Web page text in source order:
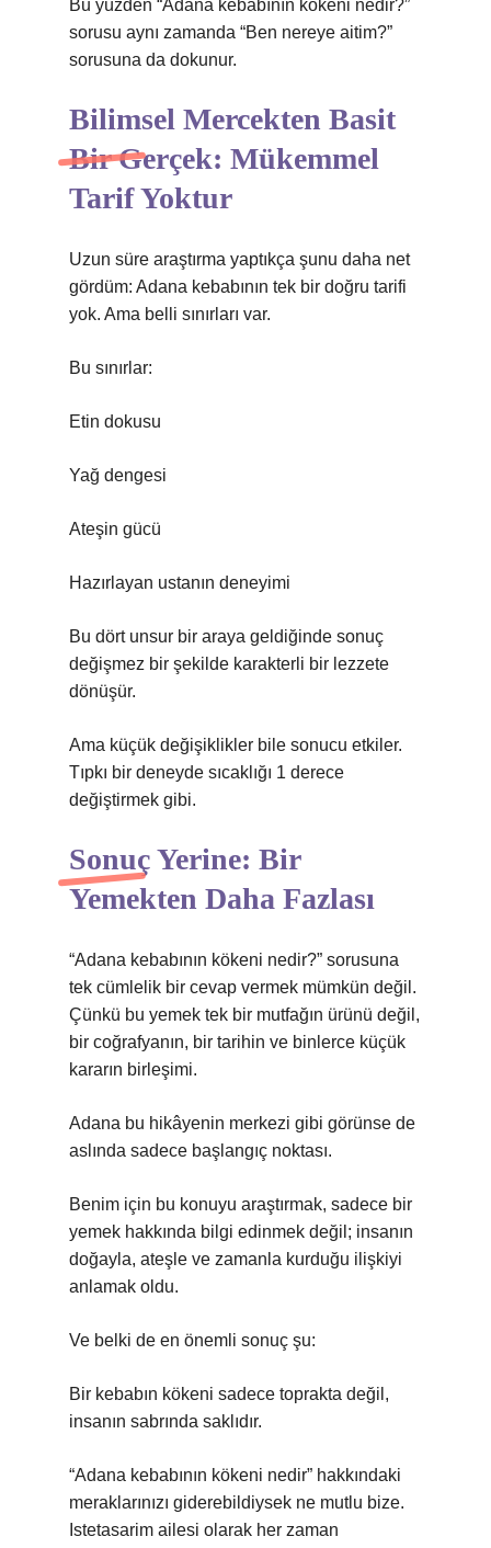
Bu yüzden “Adana kebabının kökeni nedir?”
sorusu aynı zamanda “Ben nereye aitim?”
sorusuna da dokunur.
Bilimsel Mercekten Basit
Bir Gerçek: Mükemmel
Tarif Yoktur
Uzun süre araştırma yaptıkça şunu daha net
gördüm: Adana kebabının tek bir doğru tarifi
yok. Ama belli sınırları var.
Bu sınırlar:
Etin dokusu
Yağ dengesi
Ateşin gücü
Hazırlayan ustanın deneyimi
Bu dört unsur bir araya geldiğinde sonuç
değişmez bir şekilde karakterli bir lezzete
dönüşür.
Ama küçük değişiklikler bile sonucu etkiler.
Tıpkı bir deneyde sıcaklığı 1 derece
değiştirmek gibi.
Sonuç Yerine: Bir
Yemekten Daha Fazlası
“Adana kebabının kökeni nedir?” sorusuna
tek cümlelik bir cevap vermek mümkün değil.
Çünkü bu yemek tek bir mutfağın ürünü değil,
bir coğrafyanın, bir tarihin ve binlerce küçük
kararın birleşimi.
Adana bu hikâyenin merkezi gibi görünse de
aslında sadece başlangıç noktası.
Benim için bu konuyu araştırmak, sadece bir
yemek hakkında bilgi edinmek değil; insanın
doğayla, ateşle ve zamanla kurduğu ilişkiyi
anlamak oldu.
Ve belki de en önemli sonuç şu:
Bir kebabın kökeni sadece toprakta değil,
insanın sabrında saklıdır.
“Adana kebabının kökeni nedir” hakkındaki
meraklarınızı giderebildiysek ne mutlu bize.
Istetasarim ailesi olarak her zaman